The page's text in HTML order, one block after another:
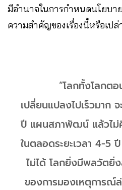
มีอำนาจในการกำหนดนโยบา
ความสำคัญของเรื่องนี้หรือเปล่
“โลกทั้งโลกต
เปลี่ยนแปลงไปเร็วมาก
ปี แผนสภาพัฒน์ แล้วไม่
ในตลอดระยะเวลา 4-5
ไม่ได้ โลกยิ่งมีพลวัตยิ่
ของการมองเหตุการณ์